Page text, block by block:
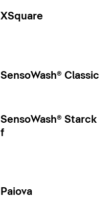
XSquare
SensoWash® Classic
SensoWash® Starck
f
Paiova